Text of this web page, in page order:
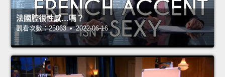
法國腔很性感…嗎？
觀看次數：25063 • 2022-06-16